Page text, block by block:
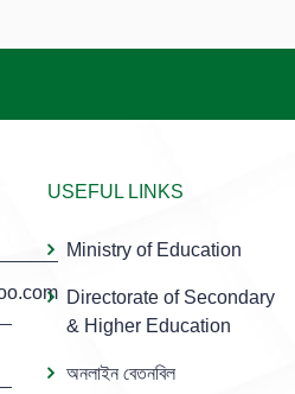
USEFUL LINKS
Ministry of Education
Directorate of Secondary
& Higher Education
অনলাইন বেতনবিল